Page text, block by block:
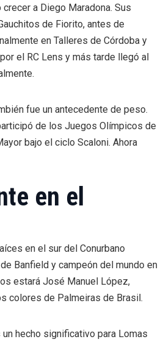
a Diego Maradona. Sus
de Fiorito, antes de
en Talleres de Córdoba y
el RC Lens y más tarde llegó al
fue un antecedente de peso.
de los Juegos Olímpicos de
bajo el ciclo Scaloni. Ahora
en el
en el sur del Conurbano
Banfield y campeón del mundo en
estará José Manuel López,
colores de Palmeiras de Brasil.
hecho significativo para Lomas